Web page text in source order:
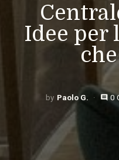
Idee per
Paolo G. comment 0